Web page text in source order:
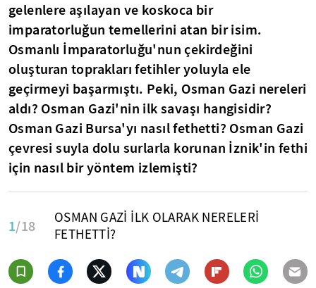
gelenlere aşılayan ve koskoca bir
imparatorluğun temellerini atan bir isim.
Osmanlı İmparatorluğu'nun çekirdeğini
oluşturan toprakları fetihler yoluyla ele
geçirmeyi başarmıştı. Peki, Osman Gazi nereleri
aldı? Osman Gazi'nin ilk savaşı hangisidir?
Osman Gazi Bursa'yı nasıl fethetti? Osman Gazi
çevresi suyla dolu surlarla korunan İznik'in fethi
için nasıl bir yöntem izlemişti?
1/18
OSMAN GAZİ İLK OLARAK NERELERİ
FETHETTİ?